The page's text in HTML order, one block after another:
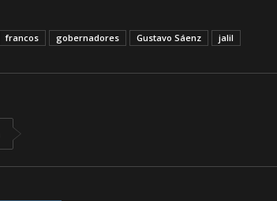
francos gobernadores Gustavo Sáenz jalil